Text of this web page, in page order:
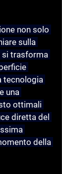
non solo
sulla
si trasforma
tecnologia
una
ottimali
diretta del
della